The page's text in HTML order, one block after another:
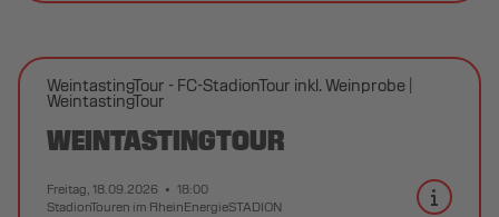
WeintastingTour - FC-StadionTour inkl. Weinprobe
WeintastingTour
WEINTASTINGTOUR
Freitag, 18.09.2026
18:00
StadionTouren im RheinEnergieSTADION